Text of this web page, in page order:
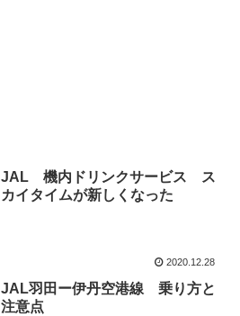
JAL 機内ドリンクサービス ス
カイタイムが新しくなった
2020.12.28
JAL羽田ー伊丹空港線 乗り方と
注意点